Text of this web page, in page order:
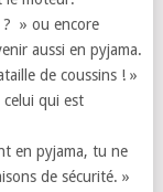
» ou encore
aussi en pyjama.
de coussins ! »
celui qui est
en pyjama, tu ne
de sécurité. »